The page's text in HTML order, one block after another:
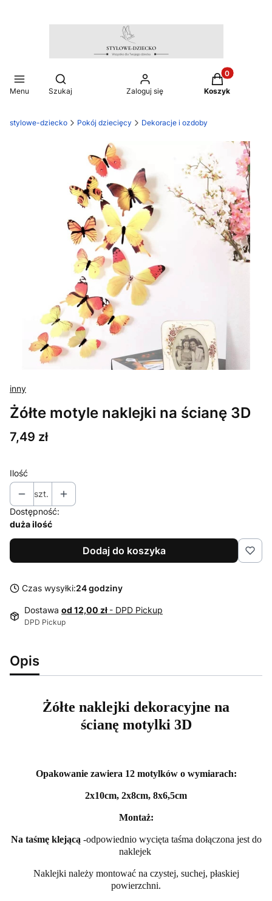
Menu
Otwórz wyszukiwarkę
Szukaj Zaloguj się
Produkty w
Koszyk
stylowe-dziecko Pokój dziecięcy Dekoracje i ozdoby
inny
Żółte motyle naklejki na ścianę 3D
Cena
7,49 zł
Ilość
szt.
Dostępność:
duża ilość
Dodaj do koszyka
Czas wysyłki:24 godziny
Dostawa od 12,00 zł - DPD Pickup
DPD Pickup
Opis
Żółte naklejki dekoracyjne na
ścianę motylki 3D
Opakowanie zawiera 12 motylków o wymiarach:
2x10cm, 2x8cm, 8x6,5cm
Montaż:
Na taśmę klejącą -odpowiednio wycięta taśma dołączona jest do
naklejek
Naklejki należy montować na czystej, suchej, płaskiej
powierzchni.